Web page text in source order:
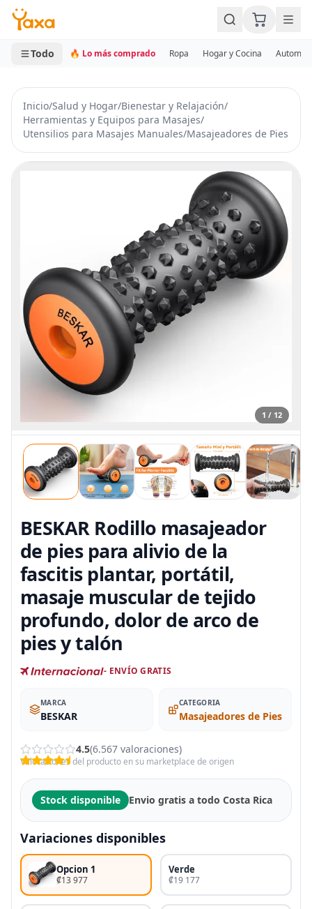
MINI CARRITO
0 productos
Todo 🔥 Lo más comprado Ropa Hogar y Cocina
Inicio/Salud y Hogar/Bienestar y Relajación/
Herramientas y Equipos para Masajes/
Utensilios para Masajes Manuales/Masajeadores de Pies
1 / 12
BESKAR Rodillo masajeador
de pies para alivio de la
fascitis plantar, portátil,
masaje muscular de tejido
profundo, dolor de arco de
pies y talón
- ENVÍO GRATIS
MARCA
BESKAR
CATEGORIA
Masajeadores de Pies
4.5(6.567 valoraciones)
Valoraciones del producto en su marketplace de origen
Stock disponible Envio gratis a todo Costa Rica
Variaciones disponibles
Opcion 1
₡13 977
Verde
₡19 177